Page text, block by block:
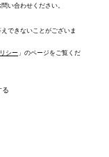
い合わせください。
できないことがございま
シー 」のページをご覧くだ
る